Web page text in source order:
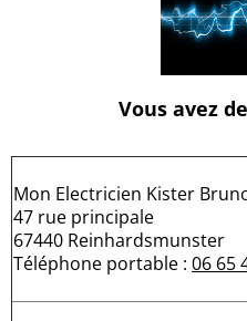
Vous avez
Mon Electricien Kister
47 rue principale
67440 Reinhardsmunster
Téléphone portable : 06 65